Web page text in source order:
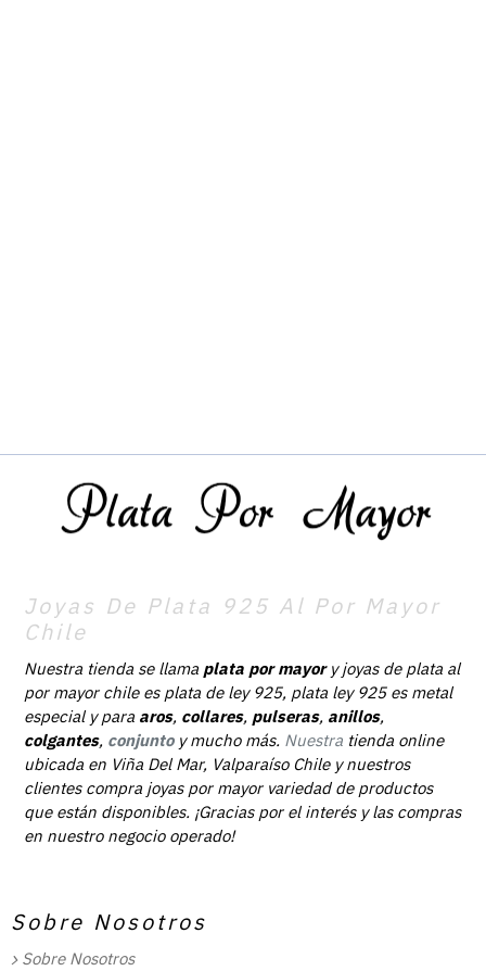
Joyas De Plata 925 Al Por Mayor
Chile
Nuestra tienda se llama plata por mayory joyas de plata al
por mayor chile es plata de ley 925, plata ley 925 es metal
especial y para aros, collares, pulseras, anillos,
colgantes, conjunto y mucho más. Nuestra tienda online
ubicada en Viña Del Mar, Valparaíso Chile y nuestros
clientes compra joyas por mayor variedad de productos
que están disponibles. ¡Gracias por el interés y las compras
en nuestro negocio operado!
Sobre Nosotros
Sobre Nosotros